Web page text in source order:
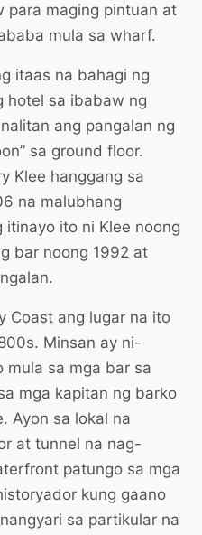
para maging pintuan at
mula sa wharf.
itaas na bahagi ng
hotel sa ibabaw ng
ang pangalan ng
sa ground floor.
Klee hanggang sa
na malubhang
itinayo ito ni Klee noong
bar noong 1992 at
Coast ang lugar na ito
Minsan ay ni-
mula sa mga bar sa
mga kapitan ng barko
Ayon sa lokal na
at tunnel na nag-
patungo sa mga
kung gaano
sa partikular na